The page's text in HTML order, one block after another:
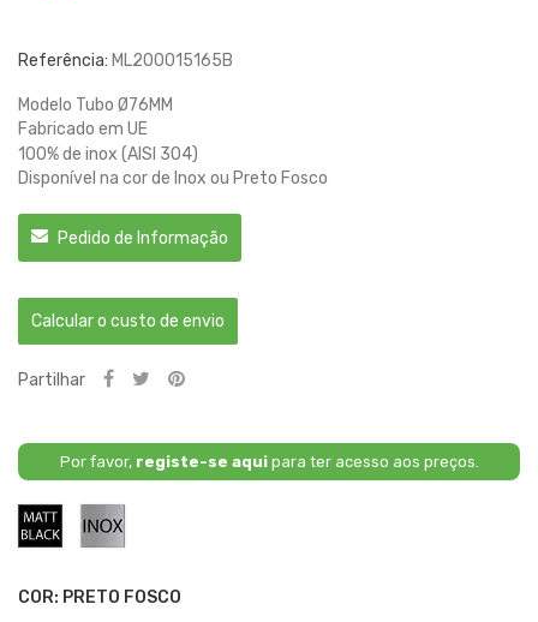
Referência: ML200015165B
Modelo Tubo Ø76MM
Fabricado em UE
100% de inox (AISI 304)
Disponível na cor de Inox ou Preto Fosco
Pedido de Informação
Calcular o custo de envio
Partilhar
Por favor, registe-se aquipara ter acesso aos preços.
COR: PRETO FOSCO
Preto
Fosco